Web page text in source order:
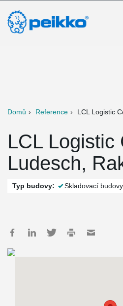
Domů Reference LCL Logistic
LCL Logistic
Ludesch,
Typ budovy: Skladovací budovy